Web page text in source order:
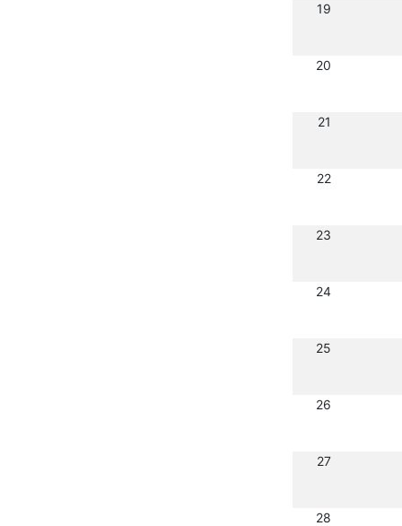
19
20
21
22
23
24
25
26
27
28